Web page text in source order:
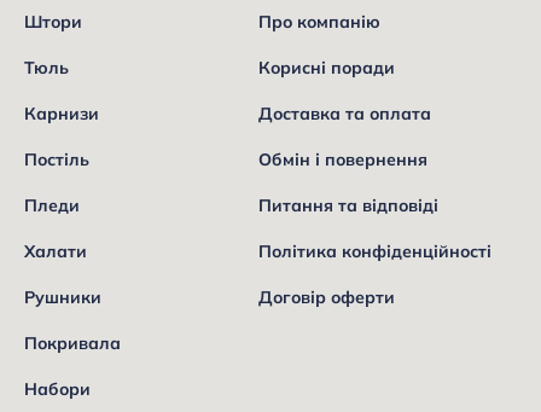
Штори
Тюль
Карнизи
Постіль
Пледи
Халати
Рушники
Покривала
Набори
Про компанію
Корисні поради
Доставка та оплата
Обмін і повернення
Питання та відповіді
Політика конфіденційності
Договір оферти